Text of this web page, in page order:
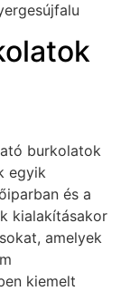
burkolatok
egyik
és a
kialakításakor
amelyek
kiemelt